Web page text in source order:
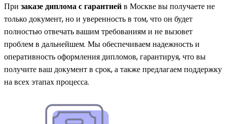
При заказе диплома с гарантиейв Москве вы получаете не
только документ, но и уверенность в том, что он будет
полностью отвечать вашим требованиям и не вызовет
проблем в дальнейшем. Мы обеспечиваем надежность и
оперативность оформления дипломов, гарантируя, что вы
получите ваш документ в срок, а также предлагаем поддержку
на всех этапах процесса.